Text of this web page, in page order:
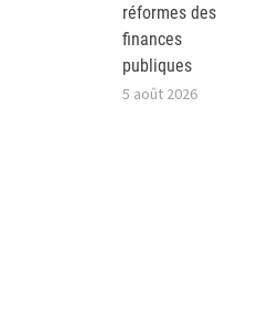
réformes des
finances
publiques
5 août 2026